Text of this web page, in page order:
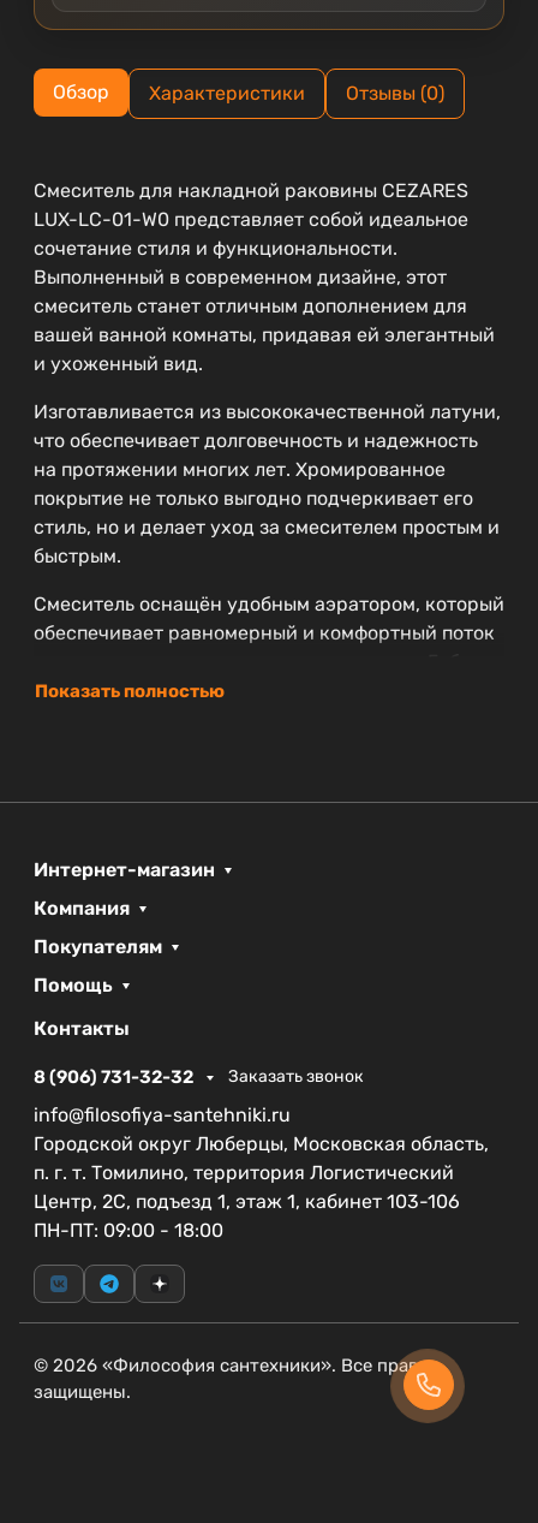
Обзор Характеристики Отзывы (0)
Смеситель для накладной раковины CEZARES
LUX-LC-01-W0 представляет собой идеальное
сочетание стиля и функциональности.
Выполненный в современном дизайне, этот
смеситель станет отличным дополнением для
вашей ванной комнаты, придавая ей элегантный
и ухоженный вид.
Изготавливается из высококачественной латуни,
что обеспечивает долговечность и надежность
на протяжении многих лет. Хромированное
покрытие не только выгодно подчеркивает его
стиль, но и делает уход за смесителем простым и
быстрым.
Смеситель оснащён удобным аэратором, который
обеспечивает равномерный и комфортный поток
подводки в комплекте позволяют легко
Специальная форма изделия и его компактные
даже в небольших по размеру ванных комнатах.
Этот смеситель из коллекции LUX отлично
вписывается в любой интерьер, создавая
Гарантия на резинотехнические изделия
- 5 лет, что свидетельствует о высоком уровне
качества и надежности продукции от бренда
CEZARES. Выберите CEZARES LUX-LC-01-W0,
чтобы сделать вашу ванную комнату более
стильной и комфортной.
Показать полностью
Интернет-магазин
Компания
Покупателям
Помощь
Контакты
8 (906) 731-32-32 Заказать звонок
info@filosofiya-santehniki.ru
Городской округ Люберцы, Московская область,
п. г. т. Томилино, территория Логистический
Центр, 2С, подъезд 1, этаж 1, кабинет 103-106
ПН-ПТ: 09:00 - 18:00
© 2026 «Философия сантехники». Все права
защищены.